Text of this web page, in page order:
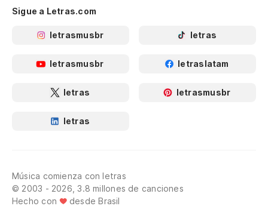
Sigue a Letras.com
letrasmusbr letras
letrasmusbr letraslatam
letras letrasmusbr
letras
Música comienza con letras
© 2003 - 2026, 3.8 millones de canciones
Hecho con
desde Brasil